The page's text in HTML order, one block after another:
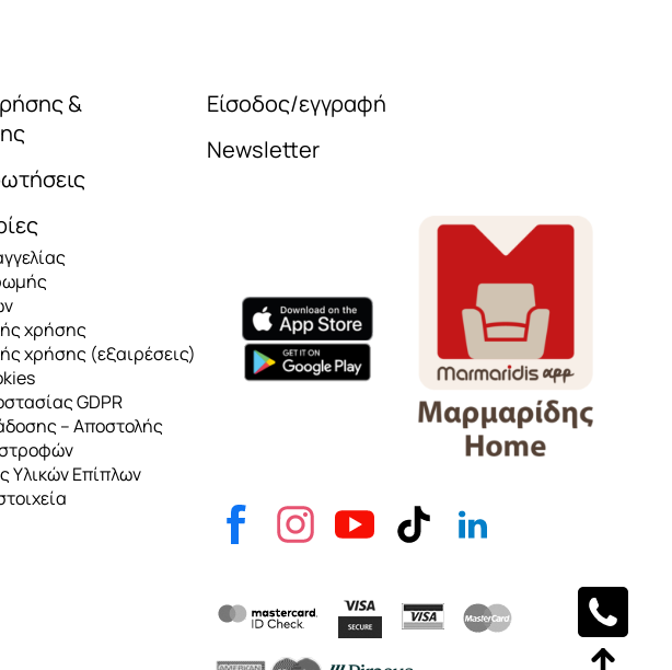
Το μήνυμά σας
&
χρήσης
χρήσης (εξαιρέσεις)
GDPR
– Αποστολής
Υλικών Επίπλων
Είσοδος/εγγραφή
Newsletter